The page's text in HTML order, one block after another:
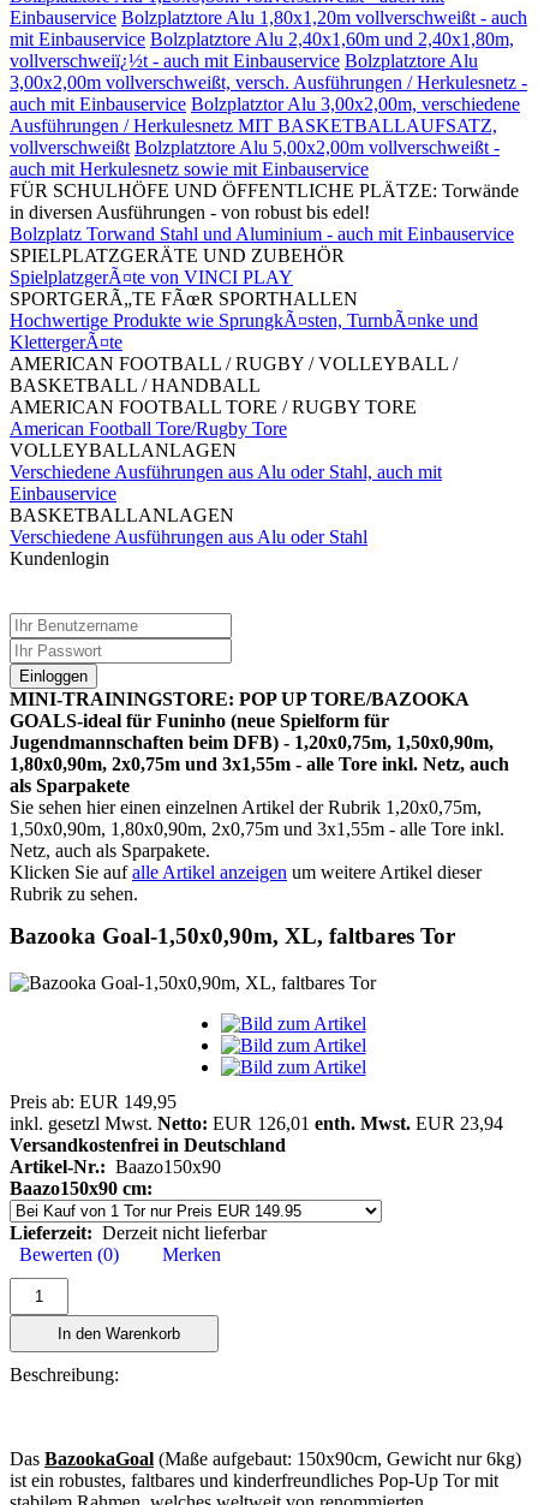
Einbauservice Bolzplatztore Alu 1,80x1,20m vollverschweißt - auch
mit Einbauservice Bolzplatztore Alu 2,40x1,60m und 2,40x1,80m,
vollverschweiï¿½t - auch mit Einbauservice Bolzplatztore Alu
3,00x2,00m vollverschweißt, versch. Ausführungen / Herkulesnetz -
auch mit Einbauservice Bolzplatztor Alu 3,00x2,00m, verschiedene
Ausführungen / Herkulesnetz MIT BASKETBALLAUFSATZ,
vollverschweißt Bolzplatztore Alu 5,00x2,00m vollverschweißt -
auch mit Herkulesnetz sowie mit Einbauservice
FÜR SCHULHÖFE UND ÖFFENTLICHE PLÄTZE: Torwände
in diversen Ausführungen - von robust bis edel!
Bolzplatz Torwand Stahl und Aluminium - auch mit Einbauservice
SPIELPLATZGERÄTE UND ZUBEHÖR
SpielplatzgerÃ¤te von VINCI PLAY
SPORTGERÃ„TE FÃœR SPORTHALLEN
Hochwertige Produkte wie SprungkÃ¤sten, TurnbÃ¤nke und
KlettergerÃ¤te
AMERICAN FOOTBALL / RUGBY / VOLLEYBALL /
BASKETBALL / HANDBALL
AMERICAN FOOTBALL TORE / RUGBY TORE
American Football Tore/Rugby Tore
VOLLEYBALLANLAGEN
Verschiedene Ausführungen aus Alu oder Stahl, auch mit
Einbauservice
BASKETBALLANLAGEN
Verschiedene Ausführungen aus Alu oder Stahl
Kundenlogin
Einloggen
MINI-TRAININGSTORE: POP UP TORE/BAZOOKA
GOALS-ideal für Funinho (neue Spielform für
Jugendmannschaften beim DFB) - 1,20x0,75m, 1,50x0,90m,
1,80x0,90m, 2x0,75m und 3x1,55m - alle Tore inkl. Netz, auch
als Sparpakete
Sie sehen hier einen einzelnen Artikel der Rubrik 1,20x0,75m,
1,50x0,90m, 1,80x0,90m, 2x0,75m und 3x1,55m - alle Tore inkl.
Netz, auch als Sparpakete.
Klicken Sie aufalle Artikel anzeigen um weitere Artikel dieser
Rubrik zu sehen.
Bazooka Goal-1,50x0,90m, XL, faltbares Tor
Preis ab: EUR 149,95
inkl. gesetzl Mwst. Netto: EUR 126,01 enth. Mwst. EUR 23,94
Versandkostenfrei in Deutschland
Artikel-Nr.: Baazo150x90
Baazo150x90 cm:
Lieferzeit: Derzeit nicht lieferbar
Bewerten (0)
Merken
In den Warenkorb
Beschreibung:
Das BazookaGoal (Maße aufgebaut: 150x90cm, Gewicht nur 6kg)
ist ein robustes, faltbares und kinderfreundliches Pop-Up Tor mit